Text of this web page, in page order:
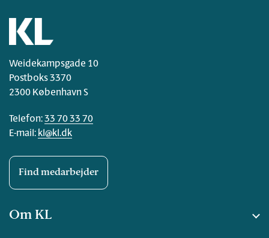
Weidekampsgade 10
Postboks 3370
2300 København S
Telefon:33 70 33 70
E-mail: kl@kl.dk
Find medarbejder
Om KL